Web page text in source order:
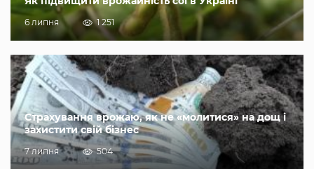
6 липня 1 251
Страхування врожаю, як не «молитися» на дощ і
захистити свій бізнес
7 липня 504